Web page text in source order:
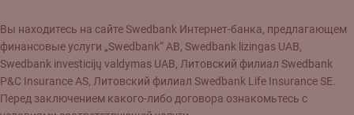
Вы находитесь на сайте Swedbank Интернет-банка, предлагающем
финансовые услуги „Swedbank“ AB, Swedbank lizingas UAB,
Swedbank investicijų valdymas UAB, Литовский филиал Swedbank
P&C Insurance AS, Литовский филиал Swedbank Life Insurance SE.
Перед заключением какого-либо договора ознакомьтесь с